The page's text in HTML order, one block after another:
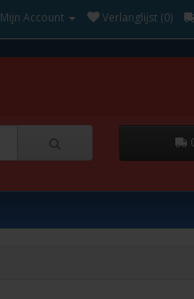
Mijn Account Verlanglijst (0)